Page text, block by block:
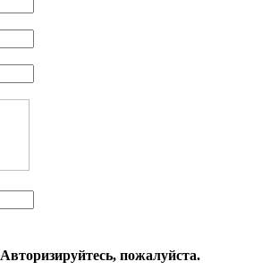
Авторизируйтесь, пожалуйста.